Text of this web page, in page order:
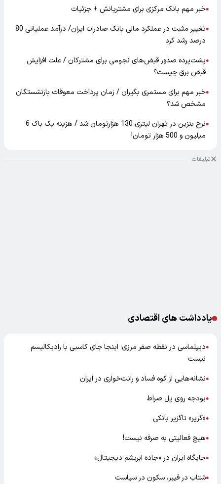
●خبر مهم بانک مرکزی برای مشتریانش + جزئیات
●
تغییر مثبت در عملکرد مالی بانک صادرات ایران/ درآمد عملیاتی 80
درصد رشد کرد
●پشت‌پرده صدور قبض‌های نجومی برای مشترکان / علت افزایش
قبض برق چیست؟
●خبر مهم برای مستمری بگیران / زمان پرداخت معوقات بازنشستگان
مشخص شد؟
●
نرخ بنزین در تهران لیتری 130 هزارتومان شد / هزینه یک باک 6
میلیون و 500 هزار تومان!
تبلیغات
یادداشت های اقتصادی
●دیپلماسی در نقطه صفر مرزی؛ اینجا جای کاسبی با رادیکالیسم
نیست
●نشانه‌هایی از کوه فساد و رانت‌خواری در ایران
●بودجه روی پل صراط
●«گزیر» ناگزیر بانکی
●هیچ فعالیتی به صرفه نیست!
●جایگاه ایران در «جاده ابریشم دیجیتال»
●شتاب در فیبر، سکون در سیاست